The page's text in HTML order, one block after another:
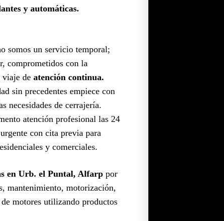
y automáticas.
somos un servicio temporal;
comprometidos con la
viaje de atención continua.
sin precedentes empiece con
necesidades de cerrajería.
atención profesional las 24
con cita previa para
y comerciales.
en Urb. el Puntal, Alfarp por
mantenimiento, motorización,
motores utilizando productos